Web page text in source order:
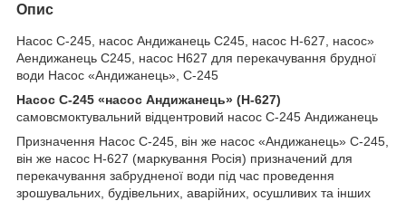
Опис
Насос С-245, насос Андижанець С245, насос Н-627, насос»
Аендижанець С245, насос Н627 для перекачування брудної
води Насос «Андижанець», С-245
Насос С-245 «насос Андижанець» (Н-627)
самовсмоктувальний відцентровий насос С-245 Андижанець
Призначення Насос С-245, він же насос «Андижанець» С-245,
він же насос Н-627 (маркування Росія) призначений для
перекачування забрудненої води під час проведення
зрошувальних, будівельних, аварійних, осушливих та інших